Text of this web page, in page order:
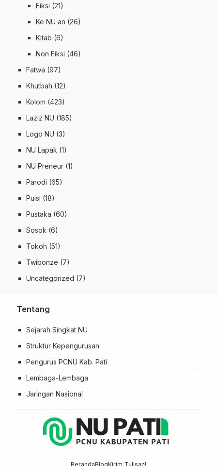
Fiksi (21)
Ke NU an (26)
Kitab (6)
Non Fiksi (46)
Fatwa (97)
Khutbah (12)
Kolom (423)
Laziz NU (185)
Logo NU (3)
NU Lapak (1)
NU Preneur (1)
Parodi (65)
Puisi (18)
Pustaka (60)
Sosok (6)
Tokoh (51)
Twibonze (7)
Uncategorized (7)
Tentang
Sejarah Singkat NU
Struktur Kepengurusan
Pengurus PCNU Kab. Pati
Lembaga-Lembaga
Jaringan Nasional
BerandaBlogKirim Tulisan!